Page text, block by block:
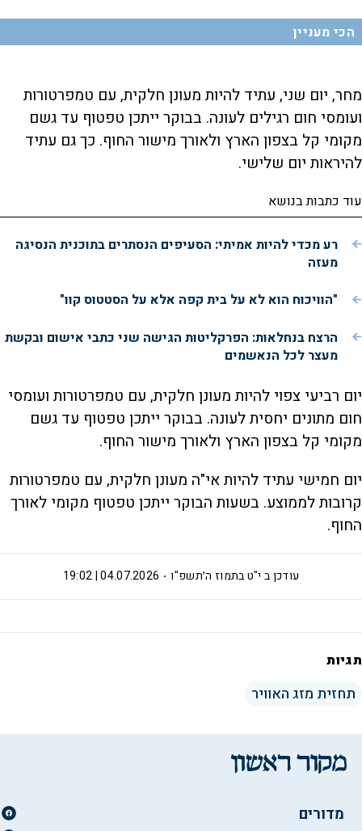
הכי מעניין
מחר, יום שני, עתיד להיות מעונן חלקית, עם טמפרטורות
ועומסי חום רגילים לעונה. בבוקר ייתכן טפטוף עד גשם
מקומי ‏קל בצפון הארץ ולאורך מישור החוף. כך גם עתיד
להיראות יום שלישי.
עוד כתבות בנושא
רע מכדי להיות אמיתי: הסעיפים הנסתרים בתוכנית הנסיגה
מעזה
"הוויכוח הוא לא על בית קפה אלא על הסטטוס קוו"
הרצח בנחלאות: הפרקליטות הגישה שני כתבי אישום ובקשת
מעצר לכל הנאשמים
יום רביעי צפוי להיות מעונן חלקית, עם טמפרטורות ועומסי
חום מתונים יחסית לעונה. בבוקר ייתכן טפטוף עד גשם
מקומי ‏קל בצפון הארץ ולאורך מישור החוף.
יום חמישי עתיד להיות אי"ה מעונן חלקית, עם טמפרטורות
קרובות לממוצע. בשעות הבוקר ייתכן טפטוף מקומי לאורך
‏החוף.
י"ט בתמוז ה׳תשפ"ו 04.07.2026 | 19:02 עודכן ב
תגיות
תחזית מזג האוויר
מדורים